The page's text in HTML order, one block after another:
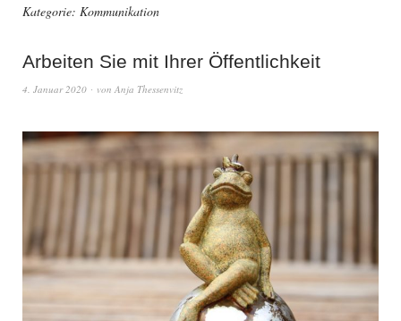
Kategorie: Kommunikation
Arbeiten Sie mit Ihrer Öffentlichkeit
4. Januar 2020 von Anja Thessenvitz